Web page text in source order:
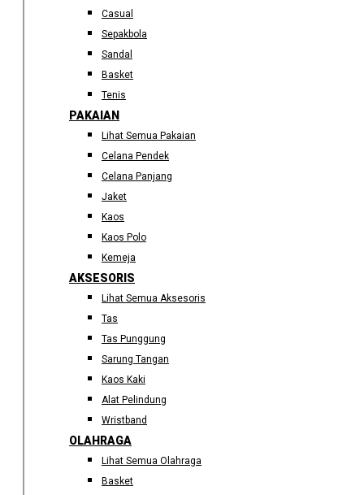
Casual
Sepakbola
Sandal
Basket
Tenis
PAKAIAN
Lihat Semua Pakaian
Celana Pendek
Celana Panjang
Jaket
Kaos
Kaos Polo
Kemeja
AKSESORIS
Lihat Semua Aksesoris
Tas
Tas Punggung
Sarung Tangan
Kaos Kaki
Alat Pelindung
Wristband
OLAHRAGA
Lihat Semua Olahraga
Basket